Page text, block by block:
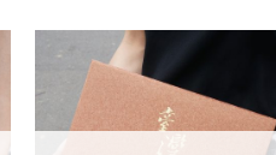
「願
望輕
單」